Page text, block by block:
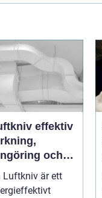
effektiv
och
i
industri
Luftkniv är ett